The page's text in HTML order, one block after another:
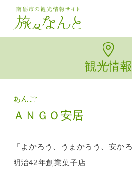
観光情報
あんご
ＡＮＧＯ安居
「よかろう、うまかろう、安か
明治42年創業菓子店